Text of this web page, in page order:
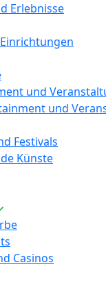
Erlebnisse
und
und
Festivals
Künste
Casinos